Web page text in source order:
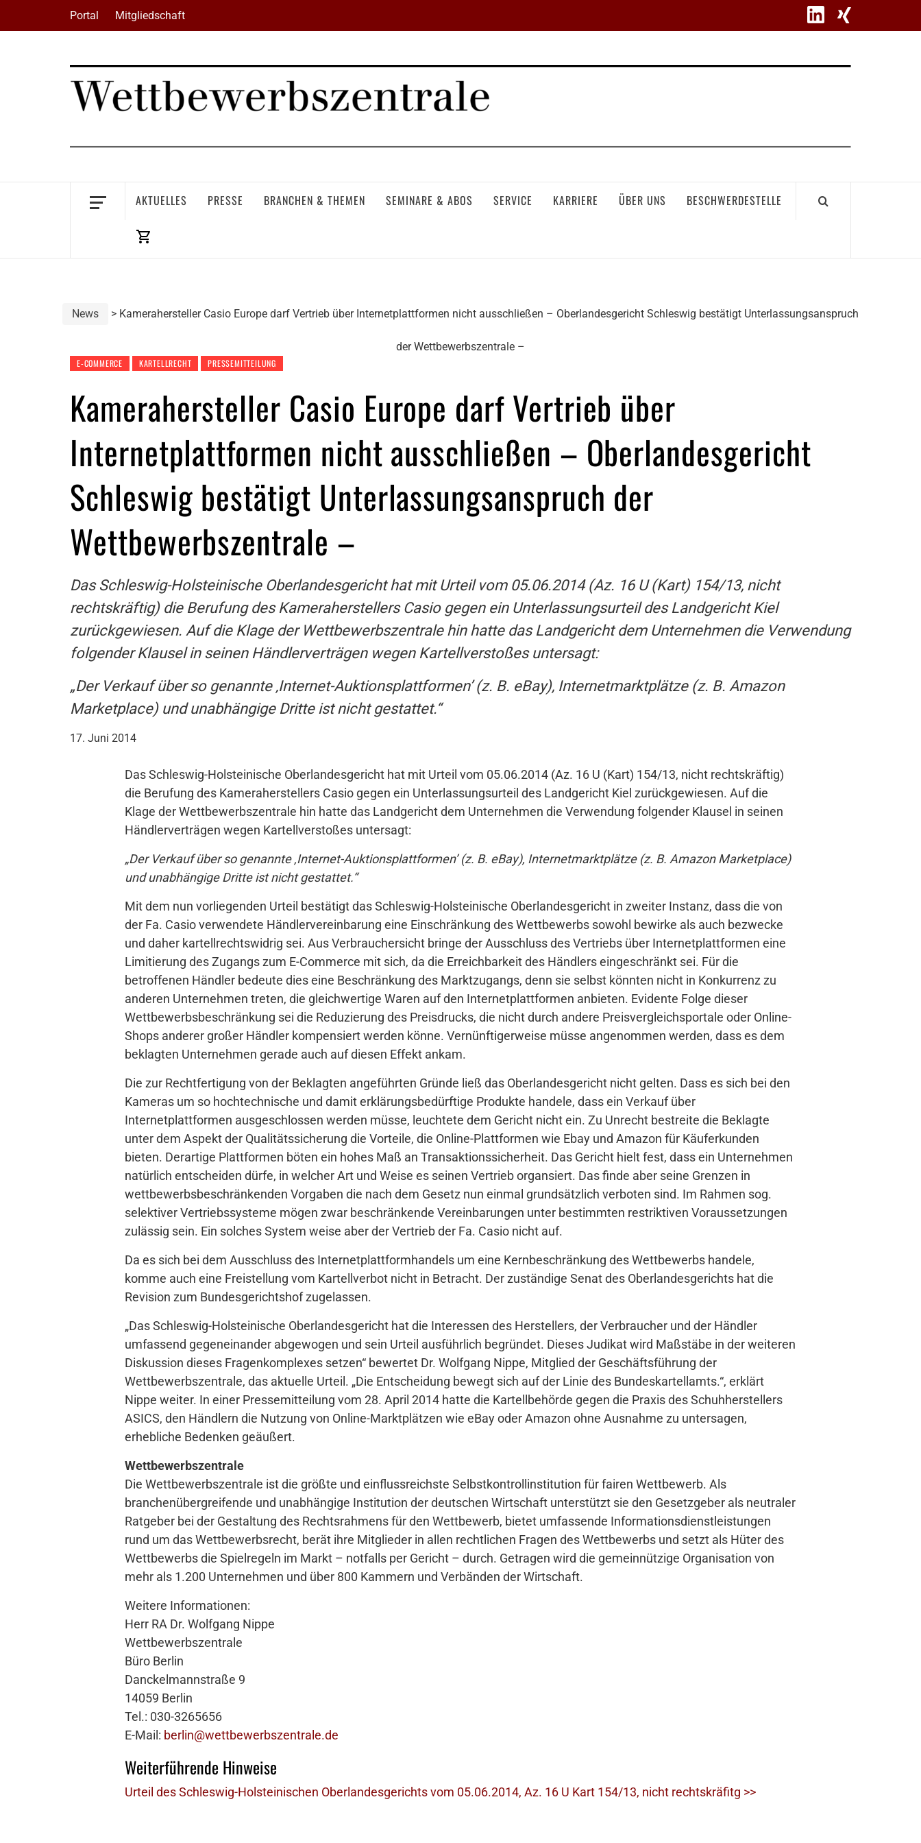
Portal Mitgliedschaft
AKTUELLES PRESSE BRANCHEN & THEMEN SEMINARE & ABOS SERVICE KARRIERE ÜBER UNS BESCHWERDESTELLE
News Kamerahersteller Casio Europe darf Vertrieb über Internetplattformen nicht ausschließen – Oberlandesgericht Schleswig bestätigt Unterlassungsanspruch
der Wettbewerbszentrale –
E-COMMERCE KARTELLRECHT PRESSEMITTEILUNG
Kamerahersteller Casio Europe darf Vertrieb über
Internetplattformen nicht ausschließen – Oberlandesgericht
Schleswig bestätigt Unterlassungsanspruch der
Wettbewerbszentrale –
Das Schleswig-Holsteinische Oberlandesgericht hat mit Urteil vom 05.06.2014 (Az. 16 U (Kart) 154/13, nicht
rechtskräftig) die Berufung des Kameraherstellers Casio gegen ein Unterlassungsurteil des Landgericht Kiel
zurückgewiesen. Auf die Klage der Wettbewerbszentrale hin hatte das Landgericht dem Unternehmen die Verwendung
folgender Klausel in seinen Händlerverträgen wegen Kartellverstoßes untersagt:
„Der Verkauf über so genannte ‚Internet-Auktionsplattformen’ (z. B. eBay), Internetmarktplätze (z. B. Amazon
Marketplace) und unabhängige Dritte ist nicht gestattet.“
17. Juni 2014
Das Schleswig-Holsteinische Oberlandesgericht hat mit Urteil vom 05.06.2014 (Az. 16 U (Kart) 154/13, nicht rechtskräftig)
die Berufung des Kameraherstellers Casio gegen ein Unterlassungsurteil des Landgericht Kiel zurückgewiesen. Auf die
Klage der Wettbewerbszentrale hin hatte das Landgericht dem Unternehmen die Verwendung folgender Klausel in seinen
Händlerverträgen wegen Kartellverstoßes untersagt:
„Der Verkauf über so genannte ‚Internet-Auktionsplattformen’ (z. B. eBay), Internetmarktplätze (z. B. Amazon Marketplace)
und unabhängige Dritte ist nicht gestattet.“
Mit dem nun vorliegenden Urteil bestätigt das Schleswig-Holsteinische Oberlandesgericht in zweiter Instanz, dass die von
der Fa. Casio verwendete Händlervereinbarung eine Einschränkung des Wettbewerbs sowohl bewirke als auch bezwecke
und daher kartellrechtswidrig sei. Aus Verbrauchersicht bringe der Ausschluss des Vertriebs über Internetplattformen eine
Limitierung des Zugangs zum E-Commerce mit sich, da die Erreichbarkeit des Händlers eingeschränkt sei. Für die
betroffenen Händler bedeute dies eine Beschränkung des Marktzugangs, denn sie selbst könnten nicht in Konkurrenz zu
anderen Unternehmen treten, die gleichwertige Waren auf den Internetplattformen anbieten. Evidente Folge dieser
Wettbewerbsbeschränkung sei die Reduzierung des Preisdrucks, die nicht durch andere Preisvergleichsportale oder Online-
Shops anderer großer Händler kompensiert werden könne. Vernünftigerweise müsse angenommen werden, dass es dem
beklagten Unternehmen gerade auch auf diesen Effekt ankam.
Die zur Rechtfertigung von der Beklagten angeführten Gründe ließ das Oberlandesgericht nicht gelten. Dass es sich bei den
Kameras um so hochtechnische und damit erklärungsbedürftige Produkte handele, dass ein Verkauf über
Internetplattformen ausgeschlossen werden müsse, leuchtete dem Gericht nicht ein. Zu Unrecht bestreite die Beklagte
unter dem Aspekt der Qualitätssicherung die Vorteile, die Online-Plattformen wie Ebay und Amazon für Käuferkunden
bieten. Derartige Plattformen böten ein hohes Maß an Transaktionssicherheit. Das Gericht hielt fest, dass ein Unternehmen
natürlich entscheiden dürfe, in welcher Art und Weise es seinen Vertrieb organsiert. Das finde aber seine Grenzen in
wettbewerbsbeschränkenden Vorgaben die nach dem Gesetz nun einmal grundsätzlich verboten sind. Im Rahmen sog.
selektiver Vertriebssysteme mögen zwar beschränkende Vereinbarungen unter bestimmten restriktiven Voraussetzungen
zulässig sein. Ein solches System weise aber der Vertrieb der Fa. Casio nicht auf.
Da es sich bei dem Ausschluss des Internetplattformhandels um eine Kernbeschränkung des Wettbewerbs handele,
komme auch eine Freistellung vom Kartellverbot nicht in Betracht. Der zuständige Senat des Oberlandesgerichts hat die
Revision zum Bundesgerichtshof zugelassen.
„Das Schleswig-Holsteinische Oberlandesgericht hat die Interessen des Herstellers, der Verbraucher und der Händler
umfassend gegeneinander abgewogen und sein Urteil ausführlich begründet. Dieses Judikat wird Maßstäbe in der weiteren
Diskussion dieses Fragenkomplexes setzen“ bewertet Dr. Wolfgang Nippe, Mitglied der Geschäftsführung der
Wettbewerbszentrale, das aktuelle Urteil. „Die Entscheidung bewegt sich auf der Linie des Bundeskartellamts.“, erklärt
Nippe weiter. In einer Pressemitteilung vom 28. April 2014 hatte die Kartellbehörde gegen die Praxis des Schuhherstellers
ASICS, den Händlern die Nutzung von Online-Marktplätzen wie eBay oder Amazon ohne Ausnahme zu untersagen,
erhebliche Bedenken geäußert.
Wettbewerbszentrale
Die Wettbewerbszentrale ist die größte und einflussreichste Selbstkontrollinstitution für fairen Wettbewerb. Als
branchenübergreifende und unabhängige Institution der deutschen Wirtschaft unterstützt sie den Gesetzgeber als neutraler
Ratgeber bei der Gestaltung des Rechtsrahmens für den Wettbewerb, bietet umfassende Informationsdienstleistungen
rund um das Wettbewerbsrecht, berät ihre Mitglieder in allen rechtlichen Fragen des Wettbewerbs und setzt als Hüter des
Wettbewerbs die Spielregeln im Markt – notfalls per Gericht – durch. Getragen wird die gemeinnützige Organisation von
mehr als 1.200 Unternehmen und über 800 Kammern und Verbänden der Wirtschaft.
Weitere Informationen:
Herr RA Dr. Wolfgang Nippe
Wettbewerbszentrale
Büro Berlin
Danckelmannstraße 9
14059 Berlin
Tel.: 030-3265656
E-Mail: berlin@wettbewerbszentrale.de
Weiterführende Hinweise
Urteil des Schleswig-Holsteinischen Oberlandesgerichts vom 05.06.2014, Az. 16 U Kart 154/13, nicht rechtskräfitg >>